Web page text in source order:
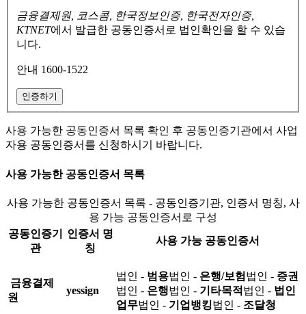
금융결제원, 코스콤, 한국정보인증, 한국전자인증,
KTNET에서 발급한 공동인증서로 법인확인을 할 수 있습
니다.
안내 1600-1522
인증하기
사용 가능한 공동인증서 목록 확인 후 공동인증기관에서 사업
자용 공동인증서를 신청하시기 바랍니다.
사용 가능한 공동인증서 목록
사용 가능한 공동인증서 목록 - 공동인증기관, 인증서 명칭, 사
용 가능 공동인증서로 구성
공동인증기
관
인증서 명
칭
사용 가능 공동인증서
금융결제
원
yessign
법인 - 범용법인 - 은행/보험 법인 - 증권
법인 - 은행법인 - 기타목적 법인 - 법인
업무법인 - 기업뱅킹법인 - 조달청